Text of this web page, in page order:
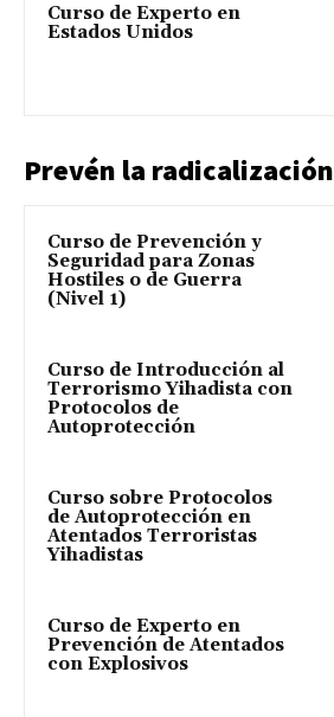
Curso de Experto en
Estados Unidos
Prevén la radicalización
Curso de Prevención y
Seguridad para Zonas
Hostiles o de Guerra
(Nivel 1)
Curso de Introducción al
Terrorismo Yihadista con
Protocolos de
Autoprotección
Curso sobre Protocolos
de Autoprotección en
Atentados Terroristas
Yihadistas
Curso de Experto en
Prevención de Atentados
con Explosivos